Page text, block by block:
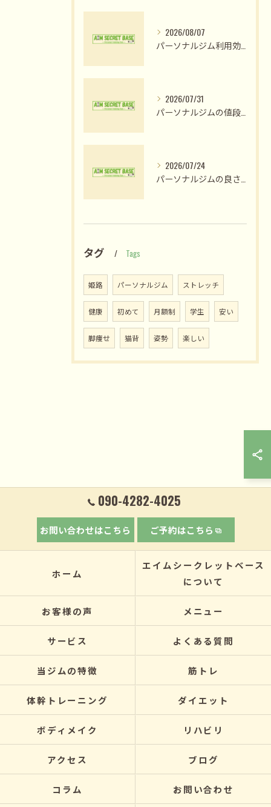
2026/08/07
2026/07/31
2026/07/24
タグ Tags
姫路 パーソナルジム ストレッチ
健康 初めて 月額制 学生 安い
脚痩せ 猫背 姿勢 楽しい
090-4282-4025
お問い合わせはこちら ご予約はこちら
ホーム
エイムシークレットベース
について
お客様の声 メニュー
サービス よくある質問
当ジムの特徴 筋トレ
体幹トレーニング ダイエット
ボディメイク リハビリ
アクセス ブログ
コラム お問い合わせ